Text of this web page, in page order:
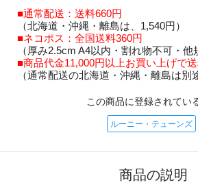
■通常配送：送料660円
（北海道・沖縄・離島は、1,540円）
■ネコポス：全国送料360円
（厚み2.5cm A4以内・割れ物不可・他
■商品代金11,000円以上お買い上げで送
（通常配送の北海道・沖縄・離島は別
この商品に登録されてい
ルーニー・テューンズ
商品の説明